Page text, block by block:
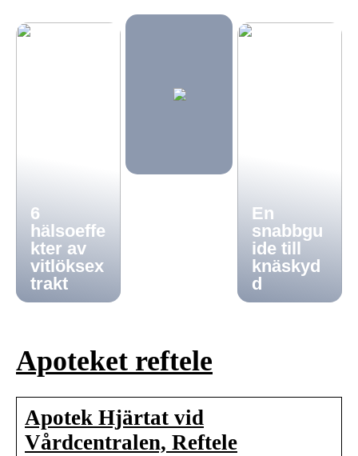
6
hälsoeffe
kter av
vitlöksex
trakt
En
snabbgu
ide till
knäskyd
d
Apoteket reftele
Apotek Hjärtat vid
Vårdcentralen, Reftele